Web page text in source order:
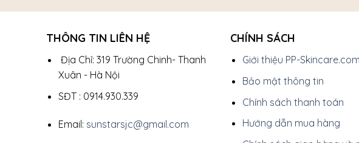
THÔNG TIN LIÊN HỆ
Địa Chỉ: 319 Trường Chinh- Thanh
Xuân - Hà Nội
SĐT : 0914.930.339
Email: sunstarsjc@gmail.com
CHÍNH SÁCH
Giới thiệu PP-Skincare.com
Bảo mật thông tin
Chính sách thanh toán
Hướng dẫn mua hàng